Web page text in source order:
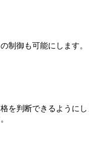
制御も可能にします。
を判断できるようにし